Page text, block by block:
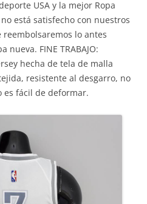
USA y la mejor Ropa
está satisfecho con nuestros
lo antes
nueva. FINE TRABAJO:
hecha de tela de malla
resistente al desgarro, no
es fácil de deformar.